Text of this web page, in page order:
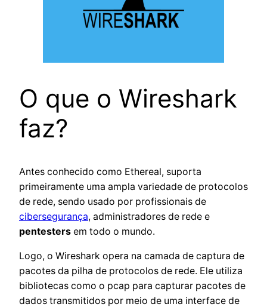
O que o Wireshark
faz?
Antes conhecido como Ethereal, suporta
primeiramente uma ampla variedade de protocolos
de rede, sendo usado por profissionais de
cibersegurança, administradores de rede e
pentesters em todo o mundo.
Logo, o Wireshark opera na camada de captura de
pacotes da pilha de protocolos de rede. Ele utiliza
bibliotecas como o pcap para capturar pacotes de
dados transmitidos por meio de uma interface de